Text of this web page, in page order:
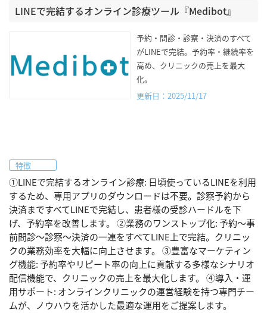
診療科
検索
LINEで完結するオンライン診療ツール『Medibot』
予約・問診・診察・決済のすべて
がLINEで完結。予約率・継続率を
高め、クリニックの売上を最大
化。
更新日：2025/11/17
特徴
①LINEで完結するオンライン診療: 日頃使っているLINEを利用
するため、専用アプリのダウンロードは不要。診察予約から
決済まですべてLINEで完結し、患者様の受診ハードルを下
げ、予約率を改善します。 ②業務のワンストップ化: 予約〜事
前問診〜診察〜決済の一連をすべてLINE上で完結。クリニッ
クの業務効率を大幅に向上させます。 ③豊富なマーケティン
グ機能: 予約率やリピート率の向上に貢献する多様なシナリオ
配信機能で、クリニックの売上を最大化します。 ④導入・運
用サポート: オンラインクリニックの運営経験を持つ専門チー
ムが、ノウハウを活かした最適な運用をご提案します。
ログイン